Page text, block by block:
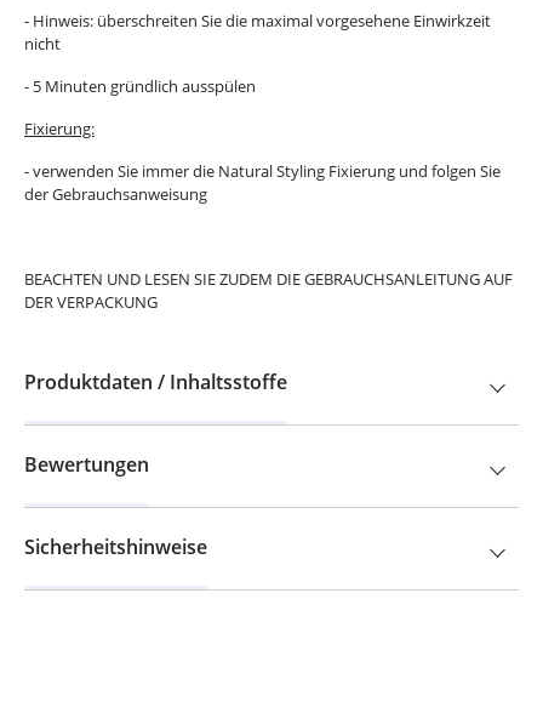
- Hinweis: überschreiten Sie die maximal vorgesehene Einwirkzeit
nicht
- 5 Minuten gründlich ausspülen
Fixierung:
- verwenden Sie immer die Natural Styling Fixierung und folgen Sie
der Gebrauchsanweisung
BEACHTEN UND LESEN SIE ZUDEM DIE GEBRAUCHSANLEITUNG AUF
DER VERPACKUNG
Produktdaten / Inhaltsstoffe
Bewertungen
Sicherheitshinweise